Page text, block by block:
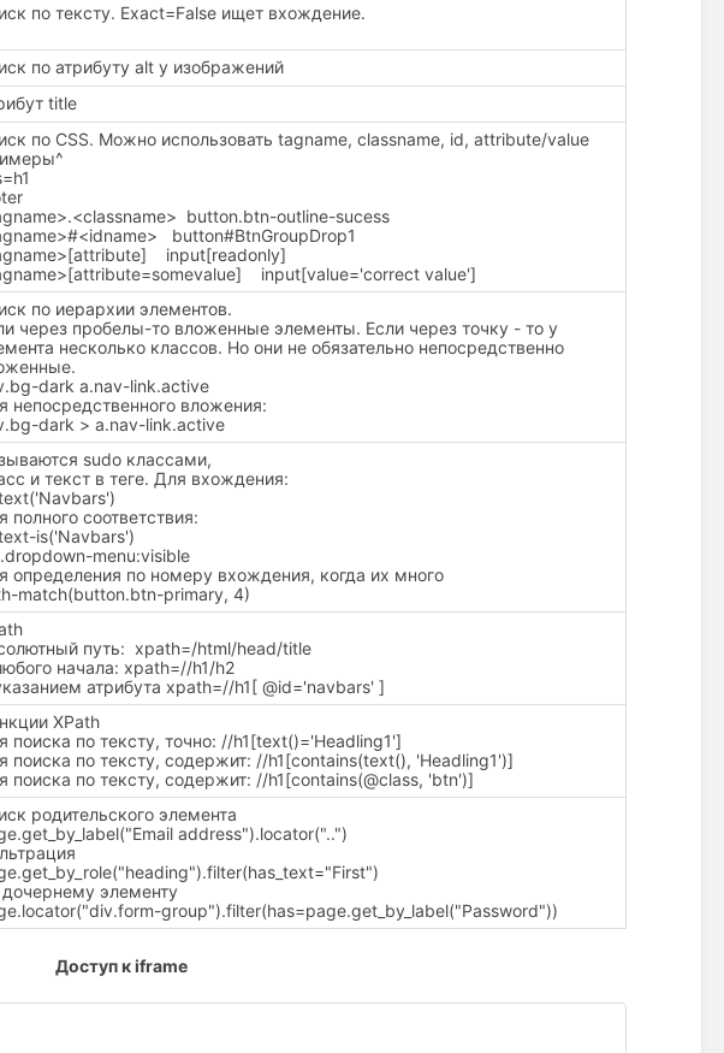
по тексту. Exact=False ищет вхождение.
по атрибуту alt у изображений
title
по CSS. Можно использовать tagname, classname, id, attribute/value
button.btn-outline-sucess
button#BtnGroupDrop1
input[readonly]
input[value='correct value']
по иерархии элементов.
через пробелы-то вложенные элементы. Если через точку - то у
несколько классов. Но они не обязательно непосредственно
dark a.nav-link.active
непосредственного вложения:
dark > a.nav-link.active
sudo классами,
и текст в теге. Для вхождения:
полного соответствия:
is('Navbars')
menu:visible
определения по номеру вхождения, когда их много
match(button.btn-primary, 4)
путь: xpath=/html/head/title
начала: xpath=//h1/h2
атрибута xpath=//h1[ @id='navbars' ]
XPath
поиска по тексту, точно: //h1[text()='Headling1']
поиска по тексту, содержит: //h1[contains(text(), 'Headling1')]
поиска по тексту, содержит: //h1[contains(@class, 'btn')]
родительского элемента
address").locator("..")
элементу
group").filter(has=page.get_by_label("Password"))
Доступ к iframe